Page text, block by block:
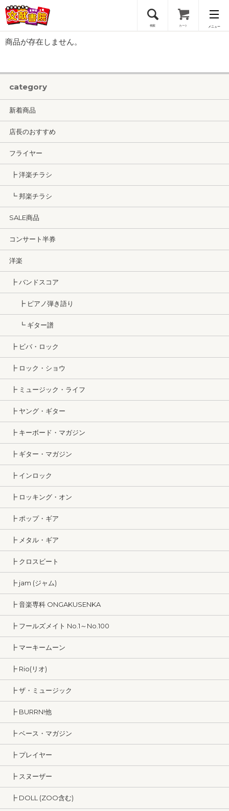
検索 カート メニュー
会員登録
ログイン
商品が存在しません。
category
新着商品
店長のおすすめ
フライヤー
┣ 洋楽チラシ
┗ 邦楽チラシ
SALE商品
コンサート半券
洋楽
┣ バンドスコア
┣ ピアノ弾き語り
┗ ギター譜
┣ ビバ・ロック
┣ ロック・ショウ
┣ ミュージック・ライフ
┣ ヤング・ギター
┣ キーボード・マガジン
┣ ギター・マガジン
┣ インロック
┣ ロッキング・オン
┣ ポップ・ギア
┣ メタル・ギア
┣ クロスビート
┣ jam (ジャム)
┣ 音楽専科 ONGAKUSENKA
┣ フールズメイト No.1～No.100
┣ マーキームーン
┣ Rio(リオ)
┣ ザ・ミュージック
┣ BURRN!他
┣ ベース・マガジン
┣ プレイヤー
┣ スヌーザー
┣ DOLL (ZOO含む)